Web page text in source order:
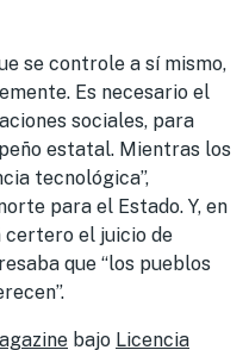
se controle a sí mismo,
Es necesario el
sociales, para
estatal. Mientras los
tecnológica”,
para el Estado. Y, en
el juicio de
que “los pueblos
bajo Licencia